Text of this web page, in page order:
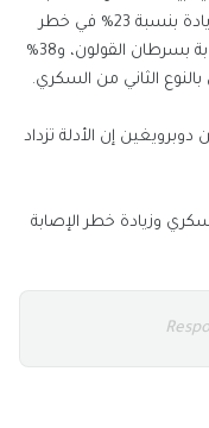
شملت ما يزيد عن مليوني شخص، ووجدوا زيادة بنسبة 23% في خطر
الإصابة بسرطان الثدي، و26% في خطر الإصابة بسرطان القولون، و38%
الثاني من السكري.
إن الأدلة تزداد
وزيادة خطر الإصابة